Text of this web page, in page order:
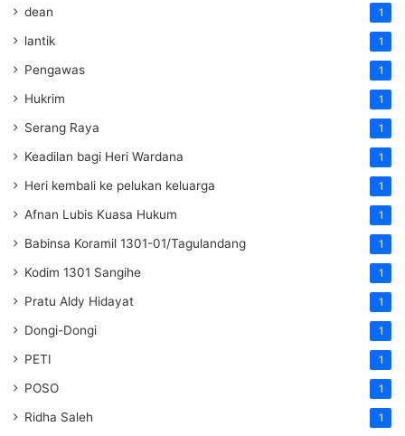
dean 1
lantik 1
Pengawas 1
Hukrim 1
Serang Raya 1
Keadilan bagi Heri Wardana 1
Heri kembali ke pelukan keluarga 1
Afnan Lubis Kuasa Hukum 1
Babinsa Koramil 1301-01/Tagulandang 1
Kodim 1301 Sangihe 1
Pratu Aldy Hidayat 1
Dongi-Dongi 1
PETI 1
POSO 1
Ridha Saleh 1